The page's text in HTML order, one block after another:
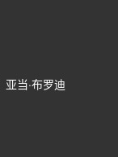
亚当·布罗迪